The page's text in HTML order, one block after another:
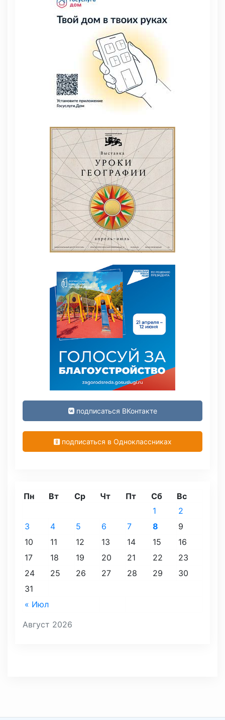
подписаться ВКонтакте
подписаться в Одноклассниках
Август 2026
Пн Вт Ср Чт Пт Сб Вс
« Июл
1
2
3
4 5 6 7 8
9
10
11 12 13 14 15
16
17
18 19 20 21 22
23
24
25 26 27 28 29
30
31